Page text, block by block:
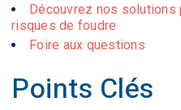
Découvrez nos solutions
risques de foudre
Foire aux questions
Points Clés